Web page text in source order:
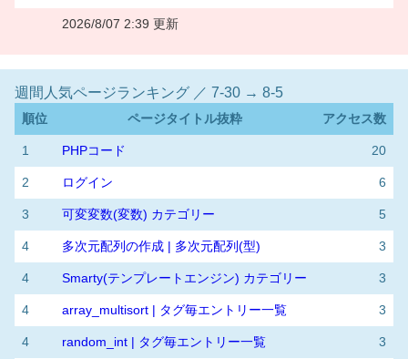
2026/8/07 2:39 更新
週間人気ページランキング ／ 7-30 → 8-5
順位 ページタイトル抜粋 アクセス数
1 PHPコード 20
2 ログイン 6
3 可変変数(変数) カテゴリー 5
4 多次元配列の作成 | 多次元配列(型) 3
4 Smarty(テンプレートエンジン) カテゴリー 3
4 array_multisort | タグ毎エントリー一覧 3
4 random_int | タグ毎エントリー一覧 3